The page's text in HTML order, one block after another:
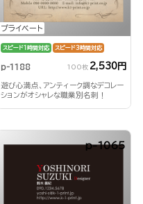
プライベート
スピード1時間対応 スピード3時間対応
p-1188 100枚 2,530円
遊び心満点、アンティーク調なデコレー
ションがオシャレな職業別名刺！
p-1065